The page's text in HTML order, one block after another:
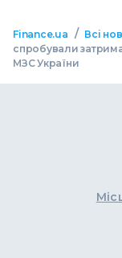
Finance.ua / Всі
спробували
МЗС України